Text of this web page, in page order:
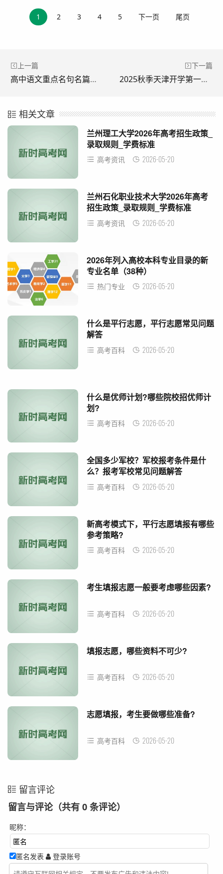
1 2 3 4 5 下一页 尾页
上一篇
高中语文重点名句名篇理解性默写100题
下一篇
2025秋季天津开学第一课“天作之合·运河过津”观后感写作模板
相关文章
兰州理工大学2026年高考招生政策_
录取规则_学费标准
高考资讯 2026-05-20
兰州石化职业技术大学2026年高考
招生政策_录取规则_学费标准
高考资讯 2026-05-20
2026年列入高校本科专业目录的新
专业名单（38种）
热门专业 2026-05-20
什么是平行志愿，平行志愿常见问题
解答
高考百科 2026-05-20
什么是优师计划?哪些院校招优师计
划?
高考百科 2026-05-20
全国多少军校？军校报考条件是什
么？报考军校常见问题解答
高考百科 2026-05-20
新高考模式下，平行志愿填报有哪些
参考策略?
高考百科 2026-05-20
考生填报志愿一般要考虑哪些因素?
高考百科 2026-05-20
填报志愿，哪些资料不可少?
高考百科 2026-05-20
志愿填报，考生要做哪些准备?
高考百科 2026-05-20
留言评论
留言与评论（共有 0 条评论）
昵称：
匿名发表 登录账号